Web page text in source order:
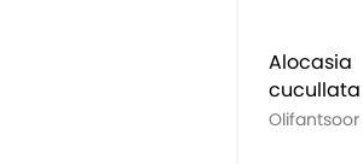
Alocasia
cucullata
Olifantsoor